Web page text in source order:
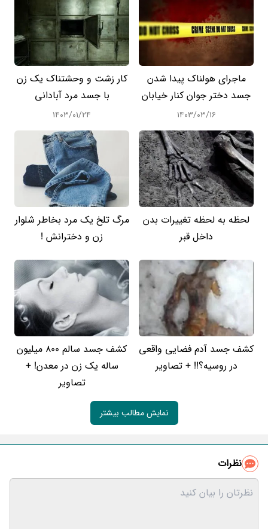
ماجرای هولناک پیدا شدن
جسد دختر جوان کنار خیابان
۱۴۰۳/۰۳/۱۶
کار زشت و وحشتناک یک زن
با جسد مرد آبادانی
۱۴۰۳/۰۱/۲۴
لحظه به لحظه تغییرات بدن
داخل قبر
مرگ تلخ یک مرد بخاطر شلوار
زن و دخترانش !
کشف جسد آدم فضایی واقعی
در روسیه؟!! + تصاویر
کشف جسد سالم 800 میلیون
ساله یک زن در معدن! +
تصاویر
نمایش مطالب بیشتر
نظرات